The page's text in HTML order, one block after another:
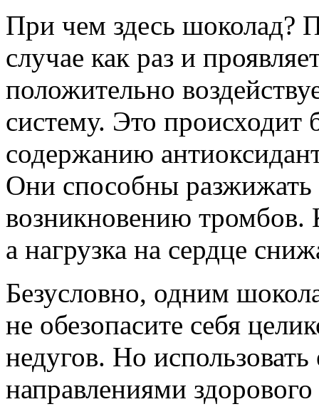
При чем здесь шоколад?
случае как раз и
положительно
систему. Это происходит
содержанию
Они способны разжижать
возникновению тромбов.
а нагрузка на сердце
Безусловно, одним
не обезопасите себя
недугов. Но
направлениями